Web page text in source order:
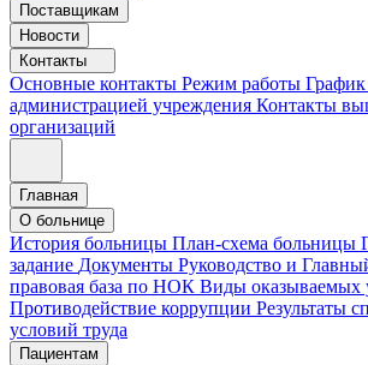
Поставщикам
Новости
Контакты
Основные контакты Режим работы
администрацией учреждения Контакты
организаций
Главная
О больнице
История больницы План-схема больницы
задание Документы Руководство и
правовая база по НОК Виды оказываемых
Противодействие коррупции Результаты
условий труда
Пациентам